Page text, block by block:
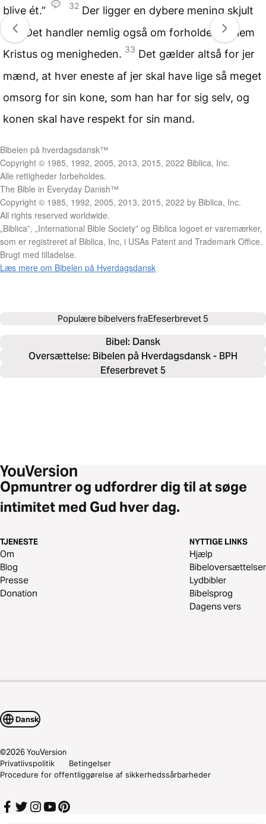
blive ét.” 32 Der ligger en dybere mening skjult
her. Det handler nemlig også om forholdet mellem
Kristus og menigheden. 33 Det gælder altså for jer
mænd, at hver eneste af jer skal have lige så meget
omsorg for sin kone, som han har for sig selv, og
konen skal have respekt for sin mand.
Bibelen på hverdagsdansk™
Copyright © 1985, 1992, 2005, 2013, 2015, 2022 Biblica, Inc.
Alle rettigheder forbeholdes.
The Bible in Everyday Danish™
Copyright © 1985, 1992, 2005, 2013, 2015, 2022 by Biblica, Inc.
All rights reserved worldwide.
„Biblica”, „International Bible Society” og Biblica logoet er varemærker,
som er registreret af Biblica, Inc, i USAs Patent and Trademark Office.
Brugt med tilladelse.
Læs mere om Bibelen på Hverdagsdansk
Populære bibelvers fraEfeserbrevet 5
Bibel: Dansk
Oversættelse: Bibelen på Hverdagsdansk - BPH
Efeserbrevet 5
Opmuntrer og udfordrer dig til at søge
intimitet med Gud hver dag.
TJENESTE
Om
Blog
Presse
Donation
NYTTIGE LINKS
Hjælp
Bibeloversættelser
Lydbibler
Bibelsprog
Dagens vers
Dansk
©2026YouVersion
Privatlivspolitik
Betingelser
Procedure for offentliggørelse af sikkerhedssårbarheder